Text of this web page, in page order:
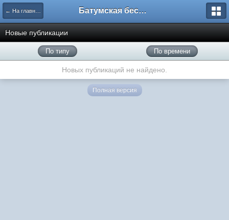
← На главную Батумская беседка
Новые публикации
По типу По времени
Новых публикаций не найдено.
Полная версия